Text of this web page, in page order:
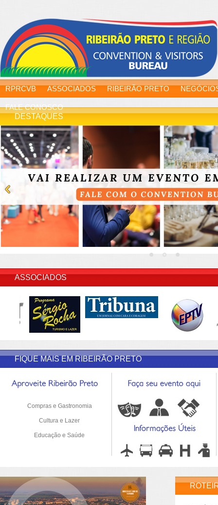
RPRCVB ASSOCIADOS RIBEIRÃO PRETO
FALE CONOSCO
DESTAQUES
ASSOCIADOS
FIQUE MAIS EM RIBEIRÃO PRETO
Compras e Gastronomia
Cultura e Lazer
Educação e Saúde